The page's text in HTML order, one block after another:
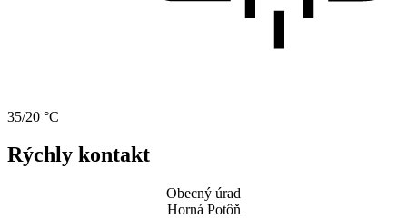
35/20 °C
Rýchly kontakt
Obecný úrad
Horná Potôň